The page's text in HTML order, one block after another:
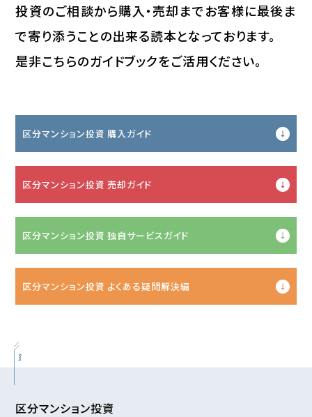
投資のご相談から購入・売却までお客様に最後ま
で寄り添うことの出来る読本となっております。
是非こちらのガイドブックをご活用ください。
区分マンション投資 購入ガイド
区分マンション投資 売却ガイド
区分マンション投資 独自サービスガイド
区分マンション投資 よくある疑問解決編
buy
区分マンション投資